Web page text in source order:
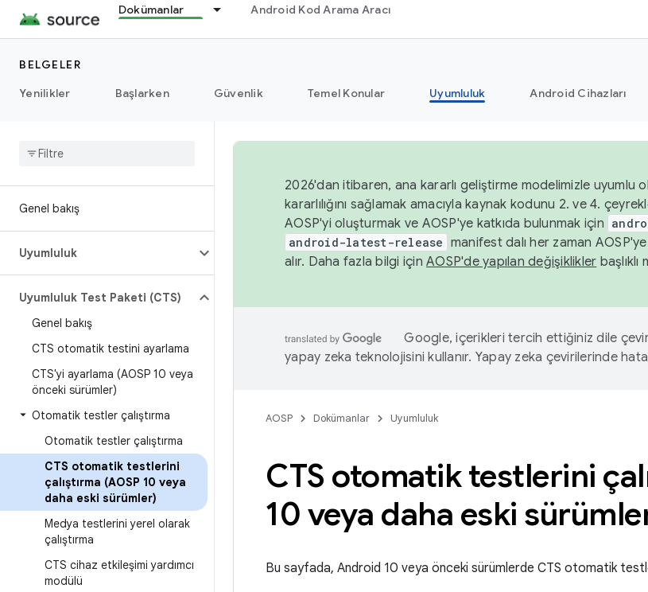
Dokümanlar Android Kod Arama Aracı
BELGELER
Yenilikler
Başlarken Güvenlik Temel Konular Uyumluluk Android Cihazları
Genel bakış
Uyumluluk
Uyumluluk Test Paketi (CTS)
Genel bakış
CTS otomatik testini ayarlama
CTS'yi ayarlama (AOSP 10 veya
önceki sürümler)
Otomatik testler çalıştırma
Otomatik testler çalıştırma
CTS otomatik testlerini
çalıştırma (AOSP 10 veya
daha eski sürümler)
Medya testlerini yerel olarak
çalıştırma
CTS cihaz etkileşimi yardımcı
modülü
2026'dan itibaren, ana kararlı geliştirme modelimizle uyumlu
kararlılığını sağlamak amacıyla kaynak kodunu 2. ve 4.
AOSP'yi oluşturmak ve AOSP'ye katkıda bulunmak için
android-latest-release manifest dalı her zaman
alır. Daha fazla bilgi için AOSP'de yapılan değişiklikler
Google, içerikleri tercih ettiğiniz dile
yapay zeka teknolojisini kullanır. Yapay zeka çevirilerinde
AOSP Dokümanlar Uyumluluk
CTS otomatik testlerini
10 veya daha eski
Bu sayfada, Android 10 veya önceki sürümlerde CTS otomatik